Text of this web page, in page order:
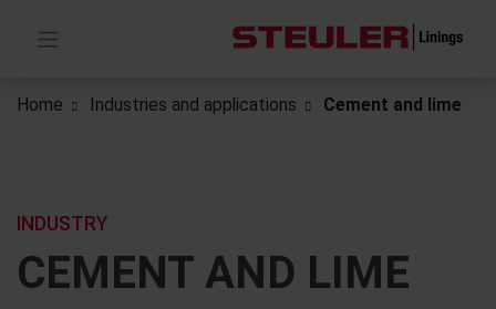
Home Industries and applications Cement and lime
CEMENT AND LIME
INDUSTRY